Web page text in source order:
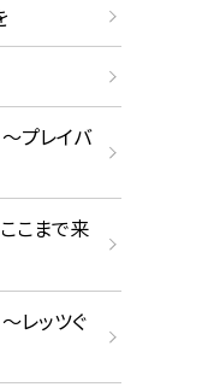
プレイバ
こまで来
レッツぐ